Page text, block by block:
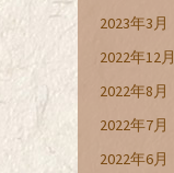
2023年3月
2022年12月
2022年8月
2022年7月
2022年6月